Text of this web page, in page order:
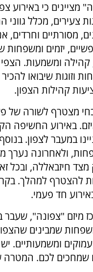
מציינים כי באירוע
צעירים, מכלל
מסורתיים וחרדים,
יזמים
ומשמעות.
משפחות וזוגות שיבואו
קהילות הצפון.
מצטרף לשורה של
במעבר לצפון.
ולאחרונה נערך
להצטרף למהלך. בקרן
חד פעמי.
מיזם "צפונה",
שמבינים
עמוקים ומשמעותיים.
שמחכים לכם. המטרה